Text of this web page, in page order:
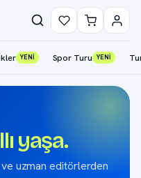
YENİ Spor Turu YENİ
yaşa.
uzman editörlerden